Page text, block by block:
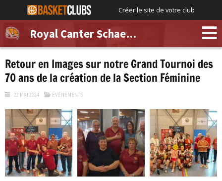
Créer le site de votre club
Royal Canter Schaerbeek
Retour en Images sur notre Grand Tournoi des
70 ans de la création de la Section Féminine
22 MAI 2024 EVÈNEMENTS